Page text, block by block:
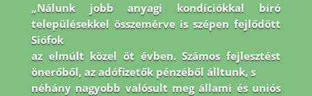
„Nálunk jobb anyagi kondíciókkal bíró
településekkel összemérve is szépen fejlődött
Siófok
az elmúlt közel öt évben. Számos fejlesztést
önerőből, az adófizetők pénzéből álltunk, s
néhány nagyobb valósult meg állami és uniós